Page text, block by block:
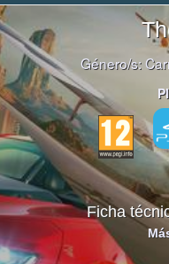
Género/s:
Ficha